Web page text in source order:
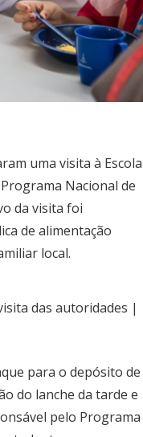
uma visita à Escola
Nacional de
da visita foi
de alimentação
local.
das autoridades |
para o depósito de
do lanche da tarde e
pelo Programa